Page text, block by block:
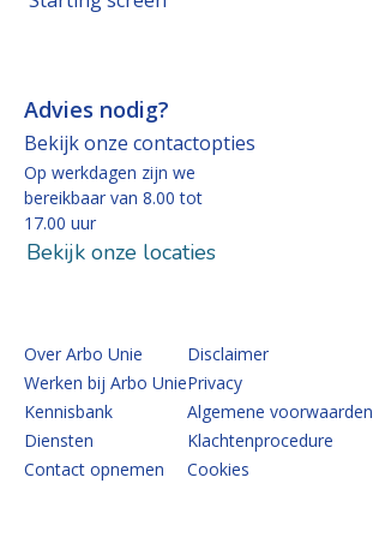
Advies nodig?
Bekijk onze contactopties
Op werkdagen zijn we
bereikbaar van 8.00 tot
17.00 uur
Bekijk onze locaties
Over Arbo Unie
Werken bij Arbo Unie
Kennisbank
Diensten
Contact opnemen
Disclaimer
Privacy
Algemene voorwaarden
Klachtenprocedure
Cookies